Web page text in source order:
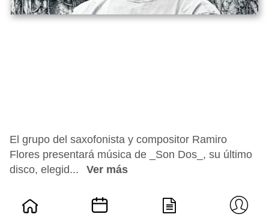
El grupo del saxofonista y compositor Ramiro
Flores presentará música de _Son Dos_, su último
disco, elegid...
Ver más